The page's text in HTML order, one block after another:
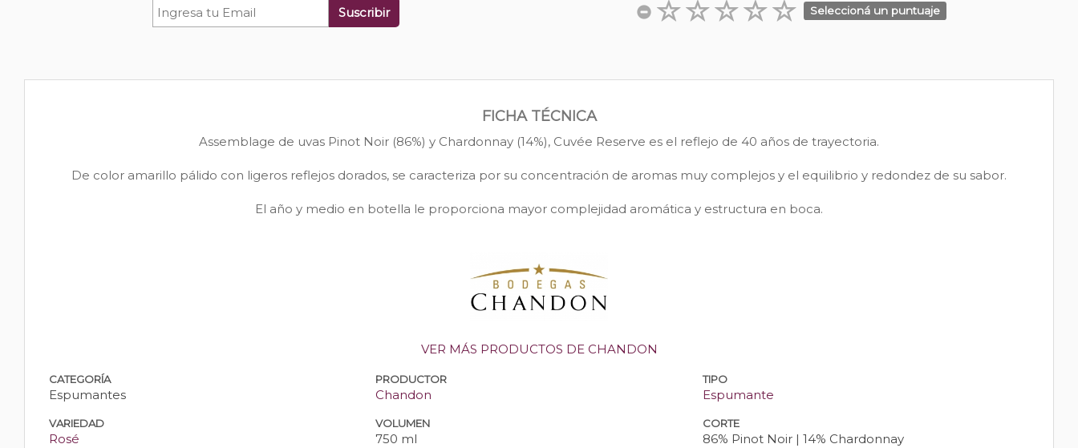
Suscribir
Seleccioná un puntuaje
FICHA TÉCNICA
Assemblage de uvas Pinot Noir (86%) y Chardonnay (14%), Cuvée Reserve es el reflejo de 40 años de trayectoria.
De color amarillo pálido con ligeros reflejos dorados, se caracteriza por su concentración de aromas muy complejos y el equilibrio y redondez de su sabor.
El año y medio en botella le proporciona mayor complejidad aromática y estructura en boca.
VER MÁS PRODUCTOS DE CHANDON
CATEGORÍA
Espumantes
PRODUCTOR
Chandon
TIPO
Espumante
VARIEDAD
Rosé
VOLUMEN
750 ml
CORTE
86% Pinot Noir | 14% Chardonnay